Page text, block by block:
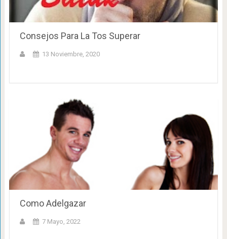
Consejos Para La Tos Superar
13 Noviembre, 2020
Como Adelgazar
7 Mayo, 2022